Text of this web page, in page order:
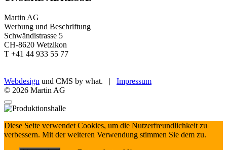
Martin AG
Werbung und Beschriftung
Schwändistrasse 5
CH-8620 Wetzikon
T +41 44 933 55 77
Webdesign und CMS by what. | Impressum
© 2026 Martin AG
Diese Seite verwendet Cookies, um die Nutzerfreundlichkeit zu
verbessern. Mit der weiteren Verwendung stimmen Sie dem zu.